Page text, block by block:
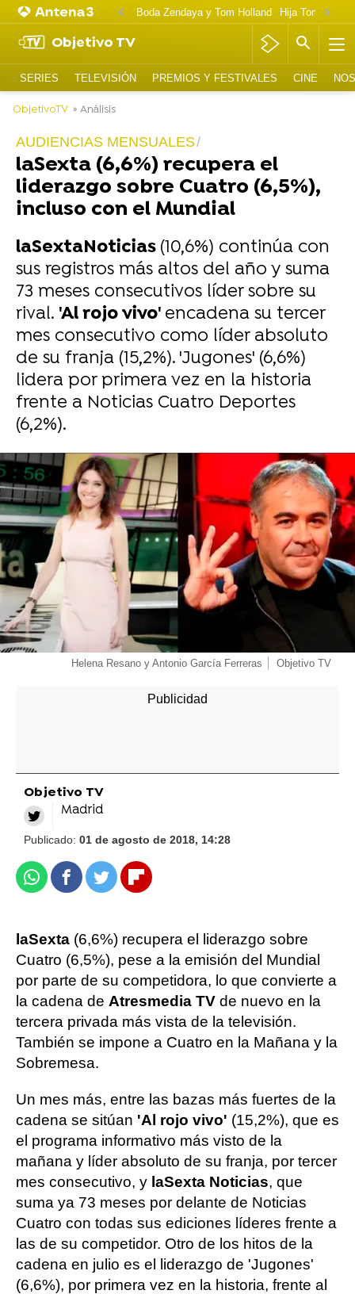
Boda Zendaya y Tom Holland Hija Tom
Objetivo TV
SERIES TELEVISIÓN PREMIOS Y FESTIVALES CINE
ObjetivoTV » Análisis
AUDIENCIAS MENSUALES
laSexta (6,6%) recupera el
liderazgo sobre Cuatro (6,5%),
incluso con el Mundial
laSextaNoticias (10,6%) continúa con
sus registros más altos del año y suma
73 meses consecutivos líder sobre su
rival. 'Al rojo vivo' encadena su tercer
mes consecutivo como líder absoluto
de su franja (15,2%). 'Jugones' (6,6%)
lidera por primera vez en la historia
frente a Noticias Cuatro Deportes
(6,2%).
-
Helena Resano y Antonio García Ferreras Objetivo TV
Objetivo TV
Madrid
Publicado: 01 de agosto de 2018, 14:28
WhatsappFacebook
TwitterFlipboard
laSexta (6,6%) recupera el liderazgo sobre
Cuatro (6,5%), pese a la emisión del Mundial
por parte de su competidora, lo que convierte a
la cadena de Atresmedia TV de nuevo en la
tercera privada más vista de la televisión.
También se impone a Cuatro en la Mañana y la
Sobremesa.
Un mes más, entre las bazas más fuertes de la
cadena se sitúan 'Al rojo vivo' (15,2%), que es
el programa informativo más visto de la
mañana y líder absoluto de su franja, por tercer
mes consecutivo, y laSexta Noticias, que
suma ya 73 meses por delante de Noticias
Cuatro con todas sus ediciones líderes frente a
las de su competidor. Otro de los hitos de la
cadena en julio es el liderazgo de 'Jugones'
(6,6%), por primera vez en la historia, frente al